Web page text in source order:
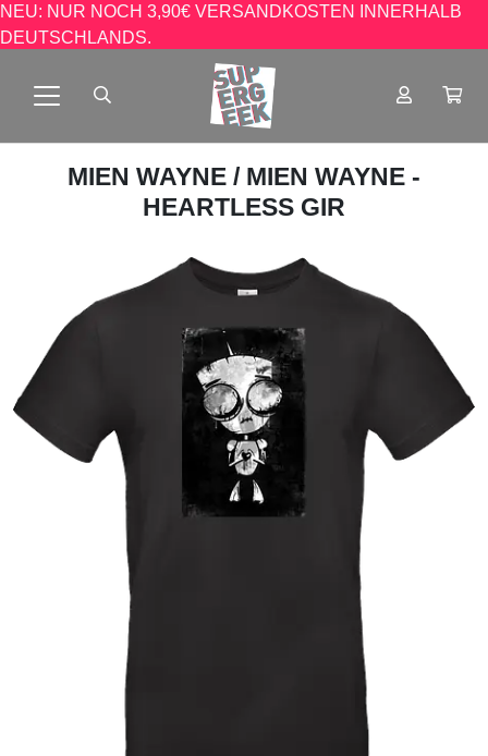
NEU: NUR NOCH 3,90€ VERSANDKOSTEN INNERHALB
DEUTSCHLANDS.
MIEN WAYNE / MIEN WAYNE -
HEARTLESS GIR